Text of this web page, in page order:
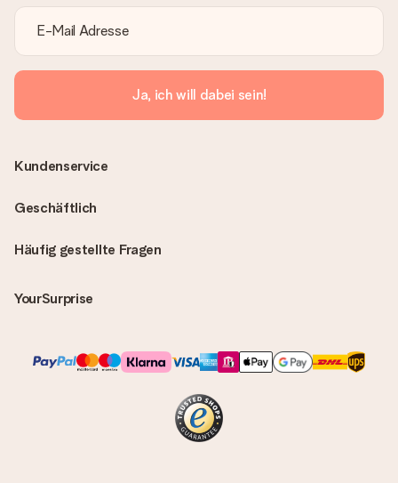
Ja, ich will dabei sein!
Häufig gestellte Fragen
YourSurprise
Kundenservice
Geschäftlich